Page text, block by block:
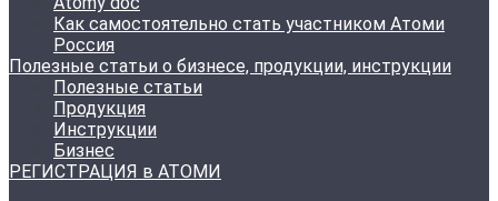
Как самостоятельно стать участником Атоми
Россия
Полезные статьи о бизнесе, продукции, инструкции
Полезные статьи
Продукция
Инструкции
Бизнес
РЕГИСТРАЦИЯ в АТОМИ